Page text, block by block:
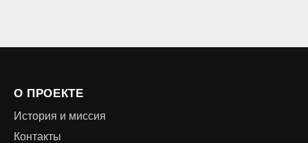
О ПРОЕКТЕ
История и миссия
Контакты